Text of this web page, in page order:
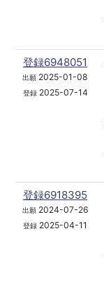
登録6948051
出願 2025-01-08
登録2025-07-14
登録6918395
出願2024-07-26
登録 2025-04-11